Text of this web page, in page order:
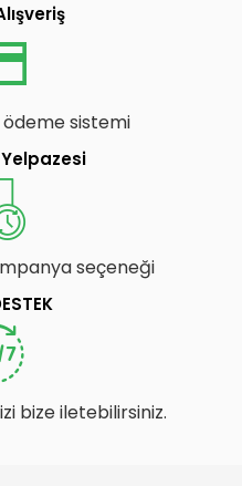
sistemi
seçeneği
bize iletebilirsiniz.